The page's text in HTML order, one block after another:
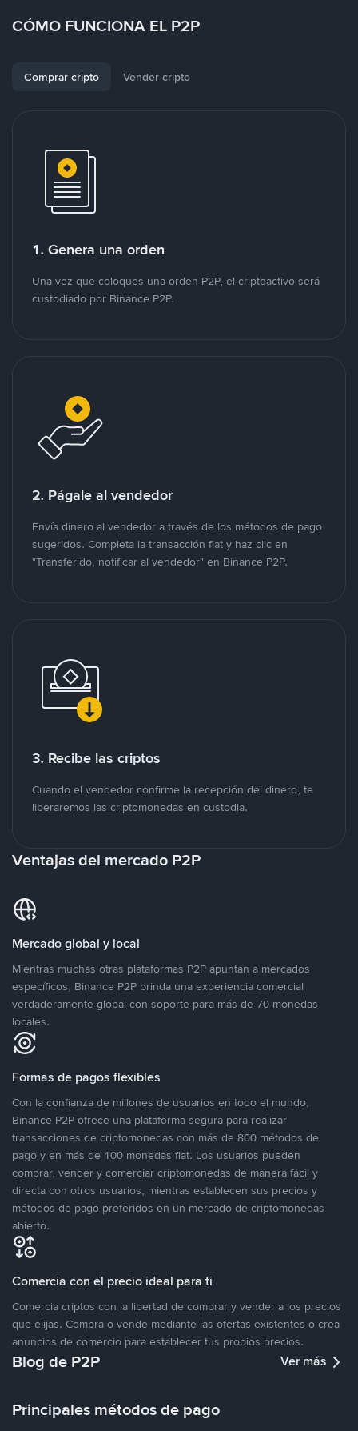
CÓMO FUNCIONA EL P2P
Comprar cripto Vender cripto
1. Genera una orden
Una vez que coloques una orden P2P, el criptoactivo será
custodiado por Binance P2P.
2. Págale al vendedor
Envía dinero al vendedor a través de los métodos de pago
sugeridos. Completa la transacción fiat y haz clic en
"Transferido, notificar al vendedor" en Binance P2P.
3. Recibe las criptos
Cuando el vendedor confirme la recepción del dinero, te
liberaremos las criptomonedas en custodia.
Ventajas del mercado P2P
Mercado global y local
Mientras muchas otras plataformas P2P apuntan a mercados
específicos, Binance P2P brinda una experiencia comercial
verdaderamente global con soporte para más de 70 monedas
locales.
Formas de pagos flexibles
Con la confianza de millones de usuarios en todo el mundo,
Binance P2P ofrece una plataforma segura para realizar
transacciones de criptomonedas con más de 800 métodos de
pago y en más de 100 monedas fiat. Los usuarios pueden
comprar, vender y comerciar criptomonedas de manera fácil y
directa con otros usuarios, mientras establecen sus precios y
métodos de pago preferidos en un mercado de criptomonedas
abierto.
Comercia con el precio ideal para ti
Comercia criptos con la libertad de comprar y vender a los precios
que elijas. Compra o vende mediante las ofertas existentes o crea
anuncios de comercio para establecer tus propios precios.
Blog de P2P Ver más
Principales métodos de pago